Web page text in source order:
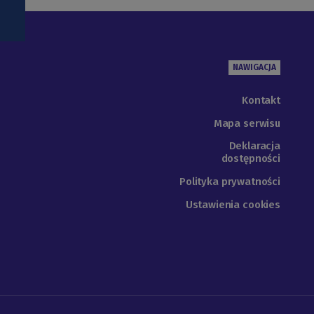
NAWIGACJA
Kontakt
Mapa serwisu
Deklaracja
dostępności
Polityka prywatności
Ustawienia cookies